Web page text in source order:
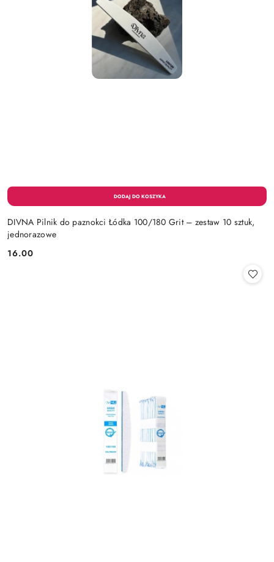
DIVNA Pilnik do paznokci Łódka 100/180 Grit – zestaw 10 sztuk,
jednorazowe
Cena:
16.00